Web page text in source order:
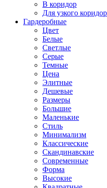
В коридор
Для узкого
Гардеробные
Цвет
Белые
Светлые
Серые
Темные
Цена
Элитные
Дешевые
Размеры
Большие
Маленькие
Стиль
Минимализм
Классические
Скандинавские
Современные
Форма
Высокие